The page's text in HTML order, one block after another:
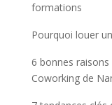
formations
Pourquoi louer
6 bonnes
Coworking de